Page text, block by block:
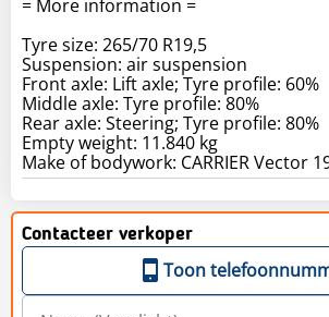
= More information =
Tyre size: 265/70 R19,5
Suspension: air suspension
Front axle: Lift axle; Tyre profile: 60%
Middle axle: Tyre profile: 80%
Rear axle: Steering; Tyre profile: 80%
Empty weight: 11.840 kg
Make of bodywork: CARRIER Vector
Contacteer verkoper
Toon